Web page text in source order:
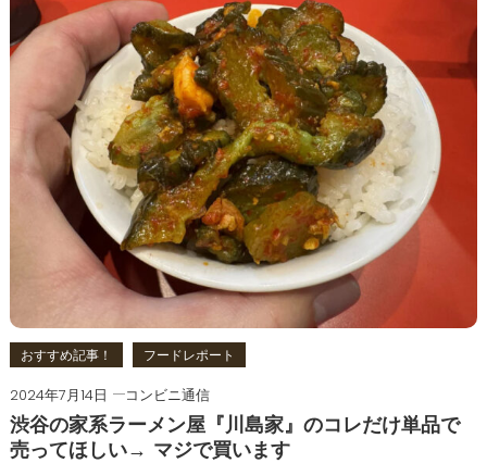
おすすめ記事！ フードレポート
2024年7月14日
コンビニ通信
渋谷の家系ラーメン屋『川島家』のコレだけ単品で
売ってほしい→ マジで買います